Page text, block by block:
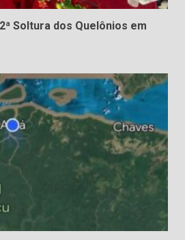
Soltura dos Quelônios em